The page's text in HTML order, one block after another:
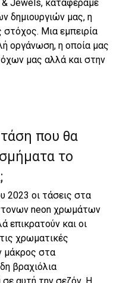
Jewels, καταφέραμε
δημιουργιών μας, η
στόχος. Μια εμπειρία
οργάνωση, η οποία μας
μας αλλά και στην
τάση που θα
το
2023 οι τάσεις στα
neon χρωμάτων
επικρατούν και οι
χρωματικές
μάκρος στα
βραχιόλια